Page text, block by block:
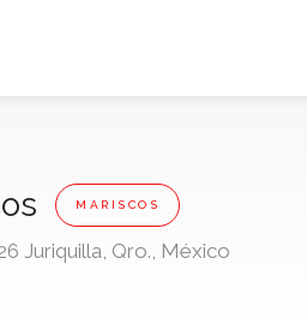
MARISCOS
Juriquilla, Qro., México